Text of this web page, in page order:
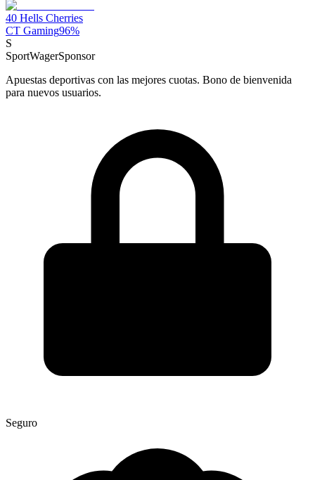
40 Hells Cherries
CT Gaming96%
S
SportWagerSponsor
Apuestas deportivas con las mejores cuotas. Bono de bienvenida
para nuevos usuarios.
Seguro